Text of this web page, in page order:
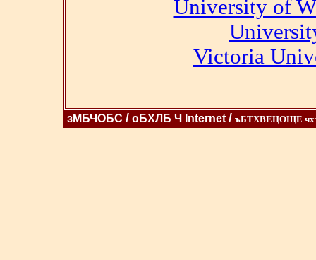
University of
Victoria
зМБЧОБС / оБХЛБ Ч Internet / ъБТХВЕЦОЩЕ